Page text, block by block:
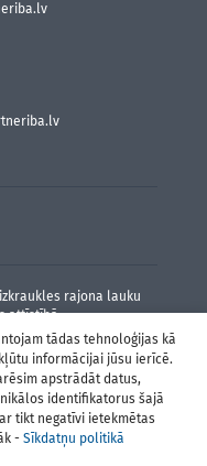
tādas tehnoloģijas kā
informācijai jūsu ierīcē.
apstrādāt datus,
identifikatorus šajā
tikt negatīvi ietekmētas
- Sīkdatņu politikā
rajona lauku
attīstībā.